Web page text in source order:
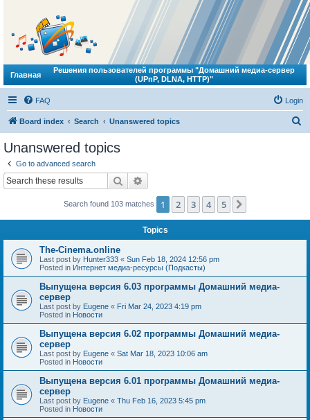
Главная
Решения пользователей программы "Домашний медиа-сервер
(UPnP, DLNA, HTTP)"
FAQ Login
Board index Search Unanswered topics
Unanswered topics
Go to advanced search
Search
Search found 103 matches 1 2 3 4 5
Topics
The-Cinema.online
Last post by Hunter333 « Sun Feb 18, 2024 12:56 pm
Posted in Интернет медиа-ресурсы (Подкасты)
Выпущена версия 6.03 программы Домашний медиа-
сервер
Last post by Eugene « Fri Mar 24, 2023 4:19 pm
Posted in Новости
Выпущена версия 6.02 программы Домашний медиа-
сервер
Last post by Eugene « Sat Mar 18, 2023 10:06 am
Posted in Новости
Выпущена версия 6.01 программы Домашний медиа-
сервер
Last post by Eugene « Thu Feb 16, 2023 5:45 pm
Posted in Новости